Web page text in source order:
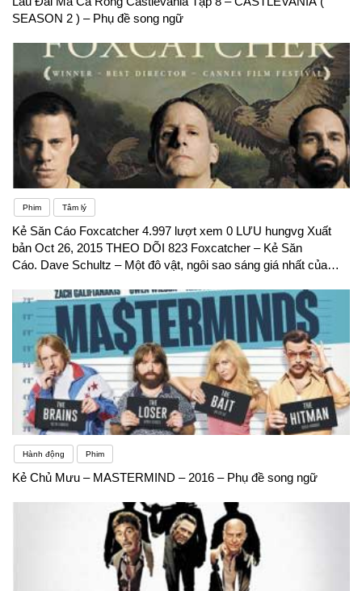
SEASON 2 ) – Phụ đề song ngữ
Phim Tâm lý
Kẻ Săn Cáo Foxcatcher 4.997 lượt xem 0 LƯU hungvg Xuất
bản Oct 26, 2015 THEO DÕI 823 Foxcatcher – Kẻ Săn
Cáo. Dave Schultz – Một đô vật, ngôi sao sáng giá nhất của
viên đạn và kẻ sát hại chính là nhà đầu tư giàu có, huấn luyện
viên. Câu chuyện có thực gây rúng động thể thao nước Mỹ và
động cơ của kẻ sát hại cho đến nay vẫn là một bí ẩn.Xem
thêm: – Kẻ săn người – Foxcatcher – Phụ đề song ngữ
Hành động Phim
Kẻ Chủ Mưu – MASTERMIND – 2016 – Phụ đề song ngữ